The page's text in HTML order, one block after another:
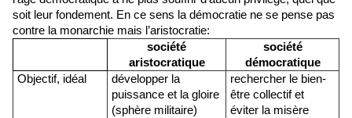
soit leur fondement. En ce sens la démocratie ne se pense pas
contre la monarchie mais l’aristocratie:
société
aristocratique
société
démocratique
Objectif, idéal
développer la
puissance et la gloire
(sphère militaire)
rechercher le bien-
être collectif et
éviter la misère